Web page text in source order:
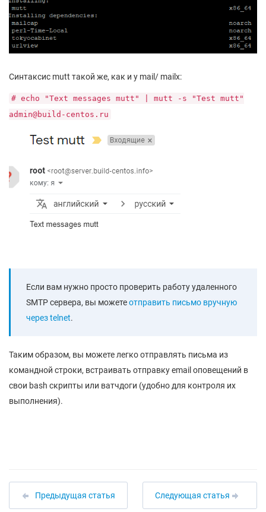
Синтаксис mutt такой же, как и у mail/ mailx:
# echo "Text messages mutt" | mutt -s "Test mutt"
admin@build-centos.ru
Если вам нужно просто проверить работу удаленного
SMTP сервера, вы можетеотправить письмо вручную
через telnet.
Таким образом, вы можете легко отправлять письма из
командной строки, встраивать отправку email оповещений в
свои bash скрипты или ватчдоги (удобно для контроля их
выполнения).
Предыдущая статья Следующая статья